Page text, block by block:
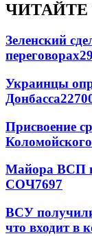
Зеленский
переговорах
Украинцы
Донбасса
Присвоение
Майора ВСП
СОЧ7697
ВСУ
что входит в